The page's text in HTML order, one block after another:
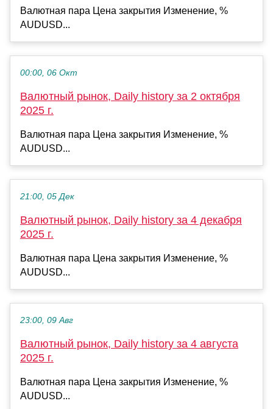
Валютная пара Цена закрытия Изменение, %
AUDUSD...
00:00, 06 Окт
Валютный рынок, Daily history за 2 октября
2025 г.
Валютная пара Цена закрытия Изменение, %
AUDUSD...
21:00, 05 Дек
Валютный рынок, Daily history за 4 декабря
2025 г.
Валютная пара Цена закрытия Изменение, %
AUDUSD...
23:00, 09 Авг
Валютный рынок, Daily history за 4 августа
2025 г.
Валютная пара Цена закрытия Изменение, %
AUDUSD...